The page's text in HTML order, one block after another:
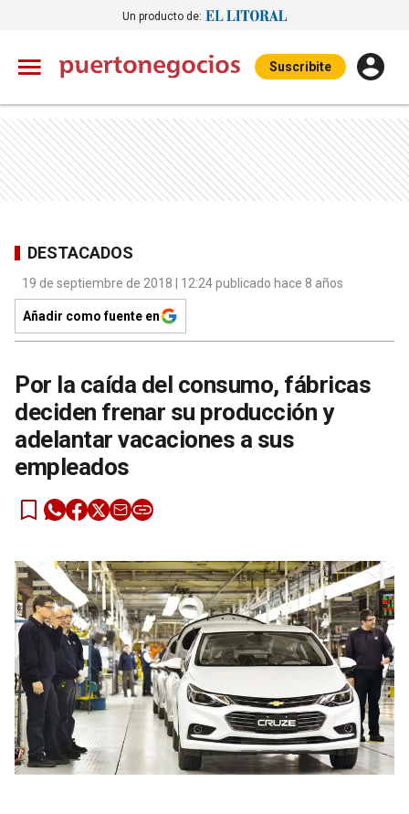
Un producto de:
Suscribite
DESTACADOS
19 de septiembre de 2018 | 12:24 publicado hace 8 años
Añadir como fuente en
Por la caída del consumo, fábricas
deciden frenar su producción y
adelantar vacaciones a sus
empleados